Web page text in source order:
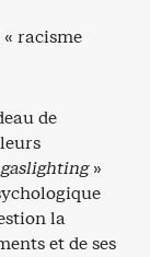
racisme
de
gaslighting»
la
et de ses